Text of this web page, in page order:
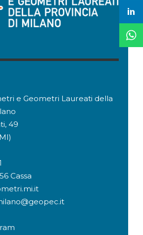
e Geometri Laureati della
49
Cassa